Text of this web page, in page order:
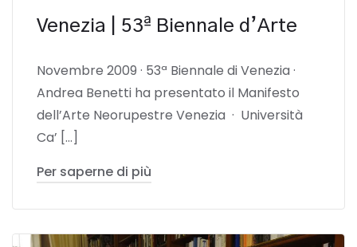
Venezia | 53ª Biennale d’Arte
Novembre 2009 · 53ª Biennale di Venezia ·
Andrea Benetti ha presentato il Manifesto
dell’Arte Neorupestre Venezia · Università
Ca’ […]
Per saperne di più